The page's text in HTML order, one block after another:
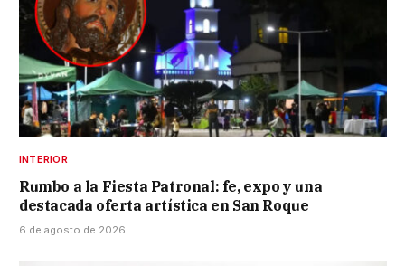
INTERIOR
Rumbo a la Fiesta Patronal: fe, expo y una
destacada oferta artística en San Roque
6 de agosto de 2026